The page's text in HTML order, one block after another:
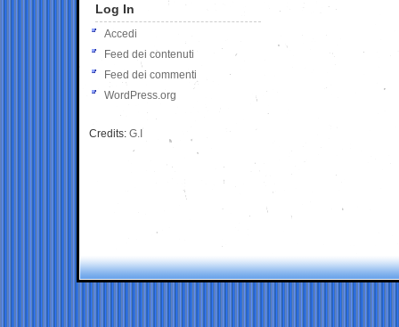
Log In
Accedi
Feed dei contenuti
Feed dei commenti
WordPress.org
Credits: G.I